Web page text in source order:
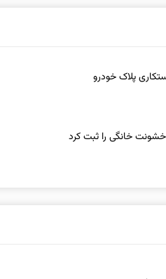
پلاک خودرو
خشونت خانگی را ثبت کرد